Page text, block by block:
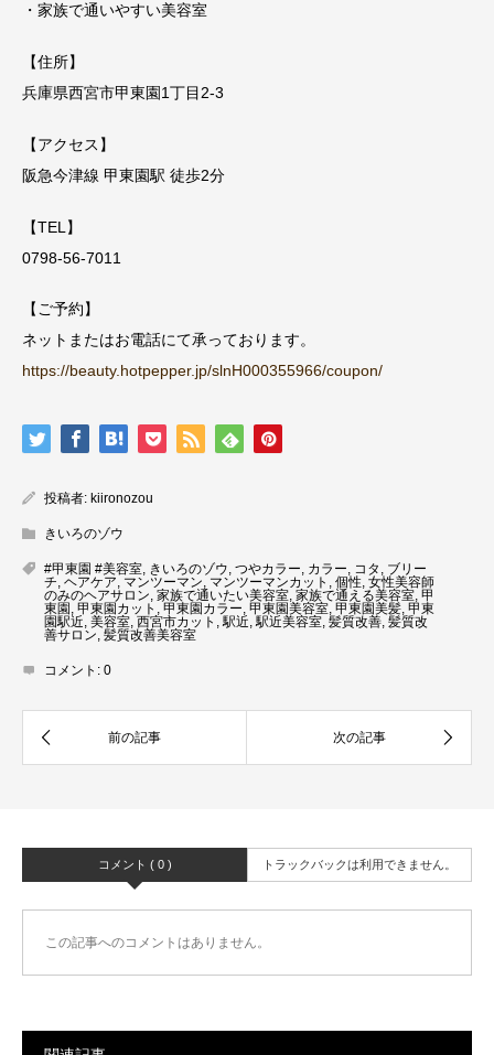
・家族で通いやすい美容室
【住所】
兵庫県西宮市甲東園1丁目2-3
【アクセス】
阪急今津線 甲東園駅 徒歩2分
【TEL】
0798-56-7011
【ご予約】
ネットまたはお電話にて承っております。
https://beauty.hotpepper.jp/slnH000355966/coupon/
投稿者: kiironozou
きいろのゾウ
#甲東園 #美容室, きいろのゾウ, つやカラー, カラー, コタ , ブリー
チ, ヘアケア, マンツーマン, マンツーマンカット , 個性, 女性美容師
のみのヘアサロン, 家族で通いたい美容室, 家族で通える美容室, 甲
東園 , 甲東園カット , 甲東園カラー, 甲東園美容室, 甲東園美髪, 甲東
園駅近, 美容室, 西宮市カット ,駅近,駅近美容室, 髪質改善, 髪質改
善サロン, 髪質改善美容室
コメント: 0
コメント ( 0 ) トラックバックは利用できません。
この記事へのコメントはありません。